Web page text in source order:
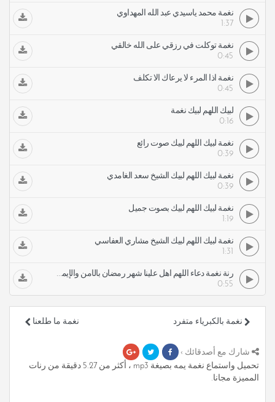
نغمة محمد ياسيدي عبد الله المهداوي
1:37
نغمة توكلت في رزقي على الله خالقي
0:45
نغمة اذا المرء لا يرعاك الا تكلف
0:45
لبيك اللهم لبيك نغمة
0:16
نغمة لبيك اللهم لبيك صوت رائع
0:39
نغمة لبيك اللهم لبيك الشيخ سعد الغامدي
0:39
نغمة لبيك اللهم لبيك بصوت جميل
1:19
نغمة لبيك اللهم لبيك الشيخ مشاري العفاسي
1:31
رنة نغمة دعاء اللهم أهل علينا شهر رمضان بالأمن والإيمان عبد الرحمن السديس رنات نغمات
0:55
نغمة ما طلعنا نغمة بالكبرياء متفرد
شارك مع أصدقائك ›
تحميل واستماع نغمة يمه بصيغة mp3 ، أكثر من 5.27 دقيقة من رنات
المميزة مجانا.